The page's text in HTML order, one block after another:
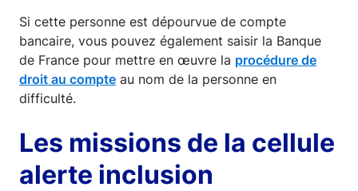
Si cette personne est dépourvue de compte
bancaire, vous pouvez également saisir la Banque
de France pour mettre en œuvre la procédure de
droit au compte au nom de la personne en
difficulté.
Les missions de la cellule
alerte inclusion